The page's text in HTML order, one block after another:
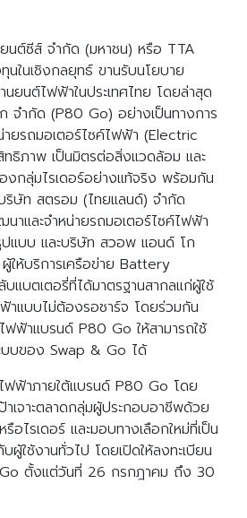
ยนต์ซีส์ จำกัด (มหาชน) หรือ TTA
นในเชิงกลยุทธ์ ขานรับนโยบาย
ยนต์ไฟฟ้าในประเทศไทย โดยล่าสุด
จำกัด (P80 Go) อย่างเป็นทางการ
ยรถมอเตอร์ไซค์ไฟฟ้า (Electric
ธิภาพ เป็นมิตรต่อสิ่งแวดล้อม และ
งกลุ่มไรเดอร์อย่างแท้จริง พร้อมกัน
ษัท สตรอม (ไทยแลนด์) จำกัด
าและจำหน่ายรถมอเตอร์ไซค์ไฟฟ้า
แบบ และบริษัท สวอพ แอนด์ โก
ห้บริการเครือข่าย Battery
แบตเตอรี่ที่ได้มาตรฐานสากลแก่ผู้ใช้
าแบบไม่ต้องรอชาร์จ โดยร่วมกัน
ฟ้าแบรนด์ P80 Go ให้สามารถใช้
บบของ Swap & Go ได้
ฟฟ้าภายใต้แบรนด์ P80 Go โดย
เจาะตลาดกลุ่มผู้ประกอบอาชีพด้วย
อไรเดอร์ และมอบทางเลือกใหม่ที่เป็น
ใช้งานทั่วไป โดยเปิดให้ลงทะเบียน
ตั้งแต่วันที่ 26 กรกฎาคม ถึง 30